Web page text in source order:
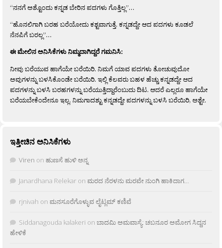
“ನನಗೆ ಅಶ್ಟೊಂದು ಕನ್ನಡ ಬೇರಿನ ಪದಗಳು ಗೊತ್ತಿಲ್ಲ”…
“ಹೊನಲಿಗಾಗಿ ಬರಹ ಬರೆಯೋದು ಕಶ್ಟವಾಗುತ್ತೆ. ಕನ್ನಡದ್ದೇ ಆದ ಪದಗಳು ಕೂಡಲೆ
ನೆನಪಿಗೆ ಬರಲ್ಲ”…
ಈ ಮೇಲಿನ ಅನಿಸಿಕೆಗಳು ನಿಮ್ಮದಾಗಿದ್ದರೆ ಗಮನಿಸಿ:
ನೀವು ಬರೆಯುವ ಹಾಗೆಯೇ ಬರೆಯಿರಿ. ನಿಮಗೆ ಯಾವ ಪದಗಳು ತೋಚುವುದೋ
ಅವುಗಳನ್ನು ಬಳಸಿಕೊಂಡೇ ಬರೆಯಿರಿ. ಇಲ್ಲಿ ಕೆಲವರು ಬಹಳ ಹೆಚ್ಚು ಕನ್ನಡದ್ದೇ ಆದ
ಪದಗಳನ್ನು ಬಳಸಿ ಬರಹಗಳನ್ನು ಬರೆಯುತ್ತಿದ್ದಾರೆಂಬುದು ದಿಟ. ಆದರೆ ಎಲ್ಲರೂ ಹಾಗೆಯೇ
ಬರೆಯಬೇಕೆಂದೇನೂ ಇಲ್ಲ. ನಿಮಗಾದಶ್ಟು ಕನ್ನಡದ್ದೇ ಪದಗಳನ್ನು ಬಳಸಿ ಬರೆಯಿರಿ, ಅಶ್ಟೇ.
ಇತ್ತೀಚಿನ ಅನಿಸಿಕೆಗಳು
Viren on ಹುಣಸೆ ಹುಳಿ ಅನ್ನ
Janardhana Relekar on ಮರದ ನೆರಳನು ಮರವೇ ನುಂಗಿ ಹಾಕಿದಾಗ…
rjnivah on ಮನಸೂರೆಗೊಳ್ಳುವ ಲೈಟ್ಲಮ್ ಕಣಿವೆ
Siddanagouda kalakeri on ಬಾದಮಿ ಅಮವಾಸ್ಯೆ: ಚಬನೂರ ಅಮೋಗ ಸಿದ್ದನ
ಹೇಳಿಕೆ